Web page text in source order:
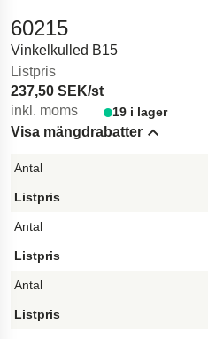
60215
Vinkelkulled B15
Listpris
237,50 SEK/st
inkl. moms
19 i lager
Visa mängdrabatter
Hide content